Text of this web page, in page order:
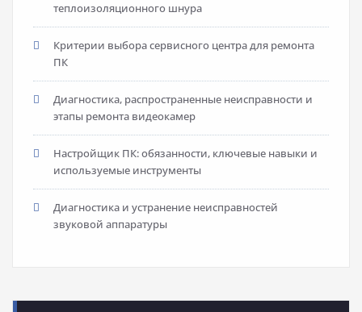
теплоизоляционного шнура
Критерии выбора сервисного центра для ремонта
ПК
Диагностика, распространенные неисправности и
этапы ремонта видеокамер
Настройщик ПК: обязанности, ключевые навыки и
используемые инструменты
Диагностика и устранение неисправностей
звуковой аппаратуры